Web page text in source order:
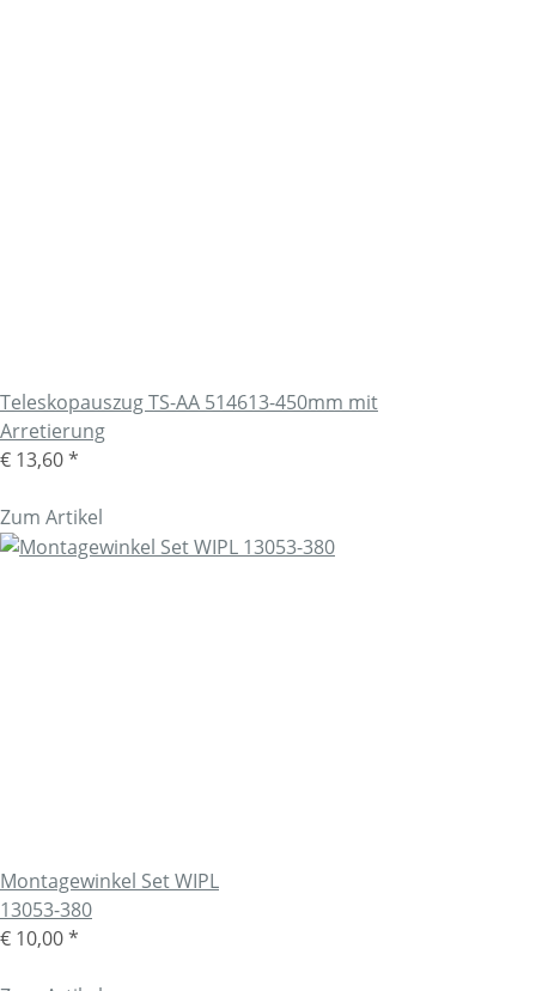
Teleskopauszug TS-AA 514613-450mm mit
Arretierung
€ 13,60*
Zum Artikel
Montagewinkel Set WIPL
13053-380
€ 10,00*